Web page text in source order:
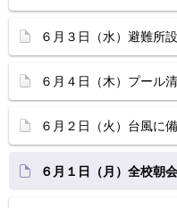
６月３日（水）避難所
６月４日（木）プール
６月２日（火）台風に
６月１日（月）全校朝